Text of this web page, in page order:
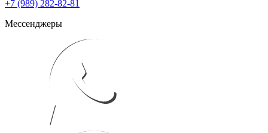
+7 (989) 282-82-81
Мессенджеры